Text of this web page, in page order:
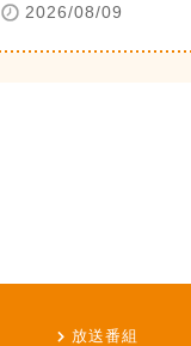
2026/08/09
放送番組